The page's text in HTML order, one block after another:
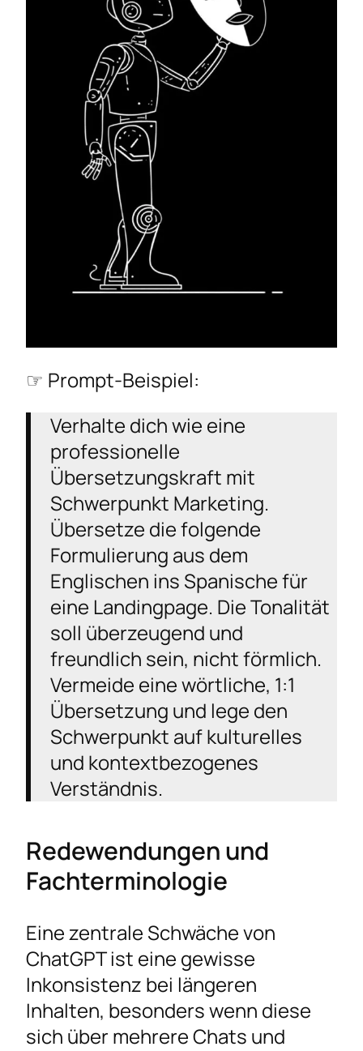
☞ Prompt-Beispiel:
Verhalte dich wie eine
professionelle
Übersetzungskraft mit
Schwerpunkt Marketing.
Übersetze die folgende
Formulierung aus dem
Englischen ins Spanische für
eine Landingpage. Die Tonalität
soll überzeugend und
freundlich sein, nicht förmlich.
Vermeide eine wörtliche, 1:1
Übersetzung und lege den
Schwerpunkt auf kulturelles
und kontextbezogenes
Verständnis.
Redewendungen und
Fachterminologie
Eine zentrale Schwäche von
ChatGPT ist eine gewisse
Inkonsistenz bei längeren
Inhalten, besonders wenn diese
sich über mehrere Chats und